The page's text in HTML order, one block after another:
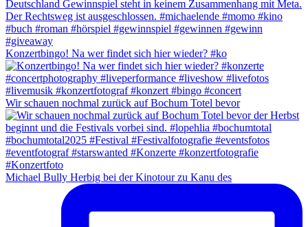
Konzertbingo! Na wer findet sich hier wieder? #ko
Wir schauen nochmal zurück auf Bochum Totel bevor
Michael Bully Herbig bei der Kinotour zu Kanu des